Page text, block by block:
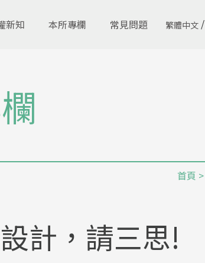
新知 本所專欄 常見問題 繁體中文 /
首頁 >
計，請三思!